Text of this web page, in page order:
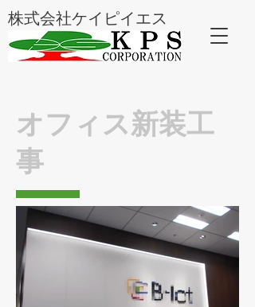
株式会社ケイピイエス
オフィス新装工
事